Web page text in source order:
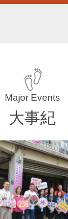
大事紀